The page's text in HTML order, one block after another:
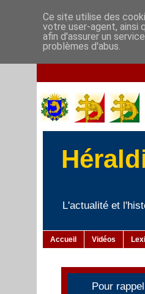
L'actualité et
Accueil Vidéos
Pour
Ce site utilise des
votre user-agent, ainsi
afin d'assurer un
problèmes d'abus.